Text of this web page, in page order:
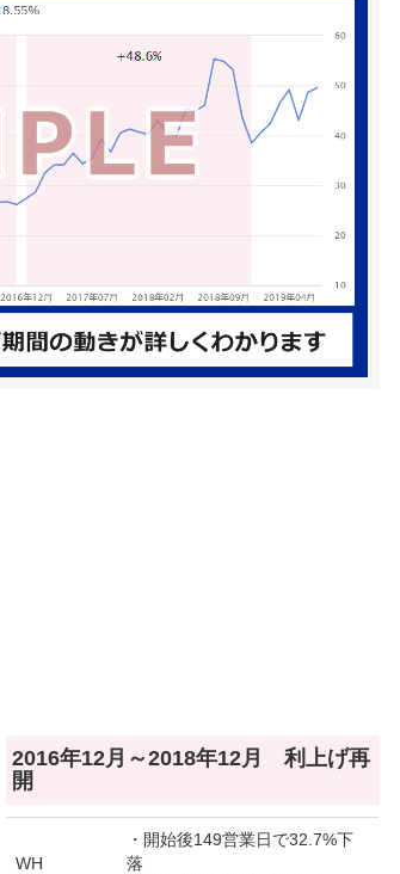
2016年12月～2018年12月 利上げ再
開
WH
・開始後149営業日で32.7%下
落